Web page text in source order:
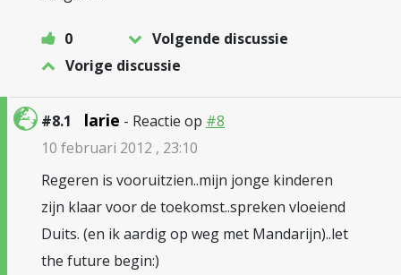
0
Volgende discussie
Vorige discussie
#8.1 larie - Reactie op #8
10 februari 2012 , 23:10
Regeren is vooruitzien..mijn jonge kinderen
zijn klaar voor de toekomst..spreken vloeiend
Duits. (en ik aardig op weg met Mandarijn)..let
the future begin:)